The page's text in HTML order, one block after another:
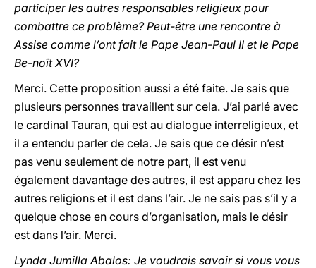
participer les autres responsables religieux pour
combattre ce problème? Peut-être une rencontre à
Assise comme l’ont fait le Pape Jean-Paul II et le Pape
Be-noît XVI?
Merci. Cette proposition aussi a été faite. Je sais que
plusieurs personnes travaillent sur cela. J’ai parlé avec
le cardinal Tauran, qui est au dialogue interreligieux, et
il a entendu parler de cela. Je sais que ce désir n’est
pas venu seulement de notre part, il est venu
également davantage des autres, il est apparu chez les
autres religions et il est dans l’air. Je ne sais pas s’il y a
quelque chose en cours d’organisation, mais le désir
est dans l’air. Merci.
Lynda Jumilla Abalos: Je voudrais savoir si vous vous